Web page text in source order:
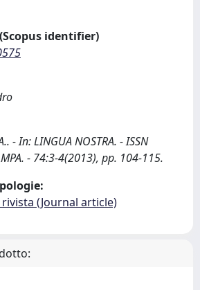
identifier)
- In: LINGUA NOSTRA. - ISSN
- 74:3-4(2013), pp. 104-115.
(Journal article)